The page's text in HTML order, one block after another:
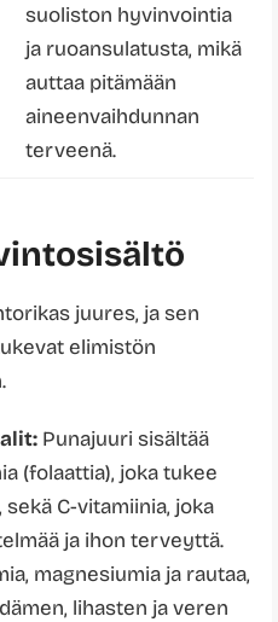
suoliston hyvinvointia
ja ruoansulatusta, mikä
auttaa pitämään
aineenvaihdunnan
terveenä.
juures, ja sen
elimistön
Punajuuri sisältää
(folaattia), joka tukee
C-vitamiinia, joka
ja ihon terveyttä.
magnesiumia ja rautaa,
lihasten ja veren